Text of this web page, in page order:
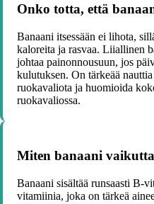
Onko totta, että
Banaani itsessään ei lihota,
kaloreita ja rasvaa. Liiallinen
johtaa painonnousuun, jos
kulutuksen. On tärkeää
ruokavaliota ja huomioida
ruokavaliossa.
Miten banaani
Banaani sisältää runsaasti B-
vitamiinia, joka on tärkeä